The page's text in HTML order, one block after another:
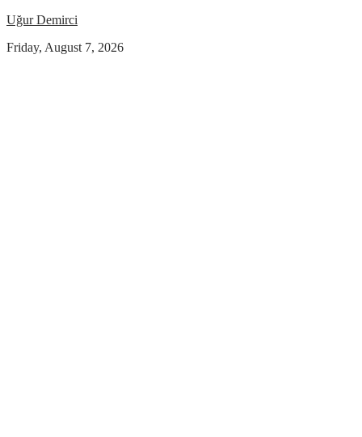
Uğur Demirci
Friday, August 7, 2026